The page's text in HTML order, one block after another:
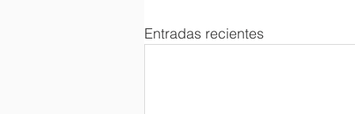
Entradas recientes